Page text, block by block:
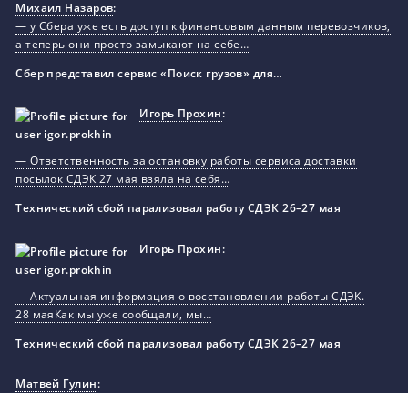
Михаил Назаров:
— у Сбера уже есть доступ к финансовым данным перевозчиков,
а теперь они просто замыкают на себе…
Сбер представил сервис «Поиск грузов» для…
Игорь Прохин:
— Ответственность за остановку работы сервиса доставки
посылок СДЭК 27 мая взяла на себя…
Технический сбой парализовал работу СДЭК 26–27 мая
Игорь Прохин:
— Актуальная информация о восстановлении работы СДЭК.
28 маяКак мы уже сообщали, мы…
Технический сбой парализовал работу СДЭК 26–27 мая
Матвей Гулин: